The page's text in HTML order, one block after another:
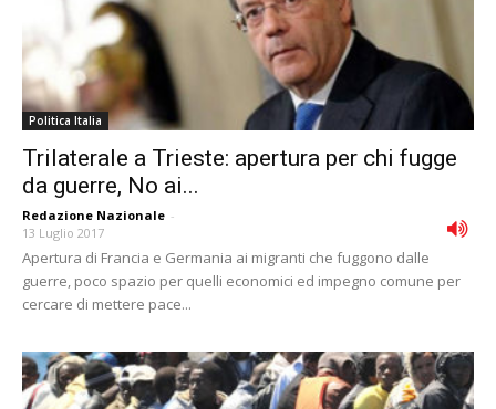
Politica Italia
Trilaterale a Trieste: apertura per chi fugge
da guerre, No ai...
Redazione Nazionale -
13 Luglio 2017
Apertura di Francia e Germania ai migranti che fuggono dalle
guerre, poco spazio per quelli economici ed impegno comune per
cercare di mettere pace...